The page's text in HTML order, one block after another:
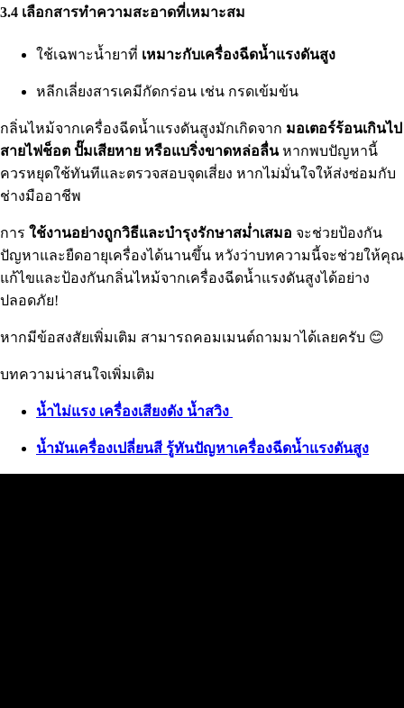
3.4 เลือกสารทำความสะอาดที่เหมาะสม
ใช้เฉพาะน้ำยาที่ เหมาะกับเครื่องฉีดน้ำแรงดันสูง
หลีกเลี่ยงสารเคมีกัดกร่อน เช่น กรดเข้มข้น
กลิ่นไหม้จากเครื่องฉีดน้ำแรงดันสูงมักเกิดจาก มอเตอร์ร้อนเกินไป
สายไฟช็อต ปั๊มเสียหาย หรือแบริ่งขาดหล่อลื่นหากพบปัญหานี้
ควรหยุดใช้ทันทีและตรวจสอบจุดเสี่ยง หากไม่มั่นใจให้ส่งซ่อมกับ
ช่างมืออาชีพ
การ ใช้งานอย่างถูกวิธีและบำรุงรักษาสม่ำเสมอ จะช่วยป้องกัน
ปัญหาและยืดอายุเครื่องได้นานขึ้น หวังว่าบทความนี้จะช่วยให้คุณ
แก้ไขและป้องกันกลิ่นไหม้จากเครื่องฉีดน้ำแรงดันสูงได้อย่าง
ปลอดภัย!
หากมีข้อสงสัยเพิ่มเติม สามารถคอมเมนต์ถามมาได้เลยครับ 😊
บทความน่าสนใจเพิ่มเติม
น้ำไม่แรง เครื่องเสียงดัง น้ำสวิง
น้ำมันเครื่องเปลี่ยนสี รู้ทันปัญหาเครื่องฉีดน้ำแรงดันสูง